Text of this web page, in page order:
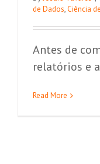
de Dados,Ciência
Antes de
relatórios e
Read More